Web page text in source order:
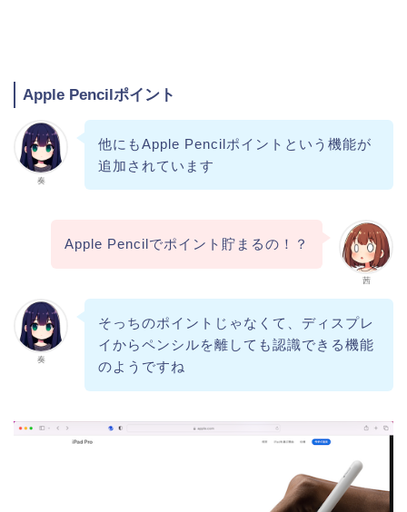
Apple Pencilポイント
奏
他にもApple Pencilポイントという機能が
追加されています
茜
Apple Pencilでポイント貯まるの！？
奏
そっちのポイントじゃなくて、ディスプレ
イからペンシルを離しても認識できる機能
のようですね